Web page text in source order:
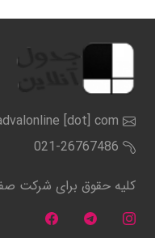
[dot] com
021-26767486
کلیه حقوق برای شرکت